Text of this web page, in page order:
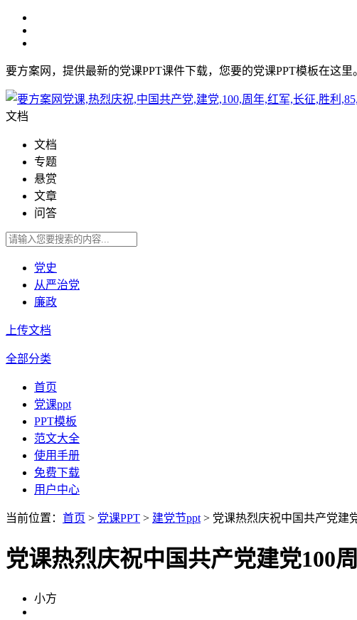
要方案网，提供最新的党课PPT课件下载，您要的党课PPT模板在这里
文档
文档
专题
悬赏
文章
问答
党史
从严治党
廉政
上传文档
全部分类
首页
党课ppt
PPT模板
范文大全
使用手册
免费下载
用户中心
当前位置： 首页 > 党课PPT > 建党节ppt > 党课热烈庆祝中国共产党建
党课热烈庆祝中国共产党建党100
小方